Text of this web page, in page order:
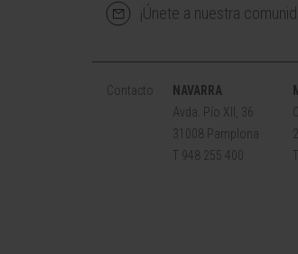
¡Únete a nuestra
Contacto
NAVARRA
Avda. Pío XII, 36
31008 Pamplona
T 948 255 400